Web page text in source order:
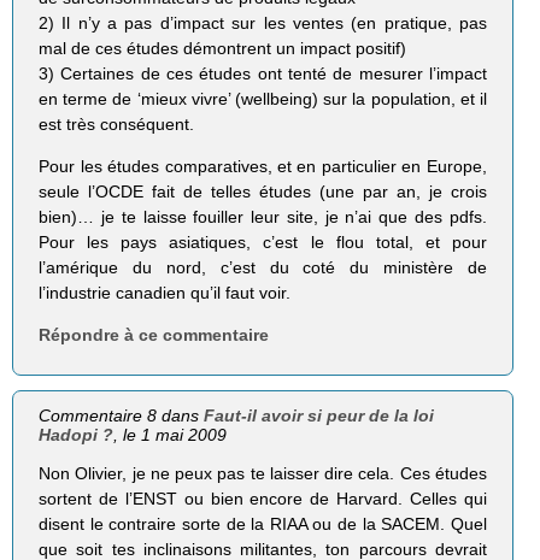
2) Il n’y a pas d’impact sur les ventes (en pratique, pas
mal de ces études démontrent un impact positif)
3) Certaines de ces études ont tenté de mesurer l’impact
en terme de ‘mieux vivre’ (wellbeing) sur la population, et il
est très conséquent.
Pour les études comparatives, et en particulier en Europe,
seule l’OCDE fait de telles études (une par an, je crois
bien)… je te laisse fouiller leur site, je n’ai que des pdfs.
Pour les pays asiatiques, c’est le flou total, et pour
l’amérique du nord, c’est du coté du ministère de
l’industrie canadien qu’il faut voir.
Répondre à ce commentaire
Commentaire 8 dansFaut-il avoir si peur de la loi
Hadopi ? , le 1 mai 2009
Non Olivier, je ne peux pas te laisser dire cela. Ces études
sortent de l’ENST ou bien encore de Harvard. Celles qui
disent le contraire sorte de la RIAA ou de la SACEM. Quel
que soit tes inclinaisons militantes, ton parcours devrait